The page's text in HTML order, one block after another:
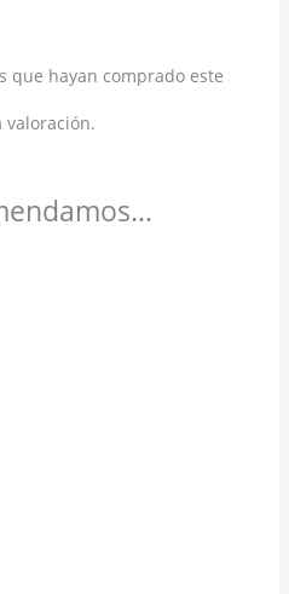
que hayan comprado este